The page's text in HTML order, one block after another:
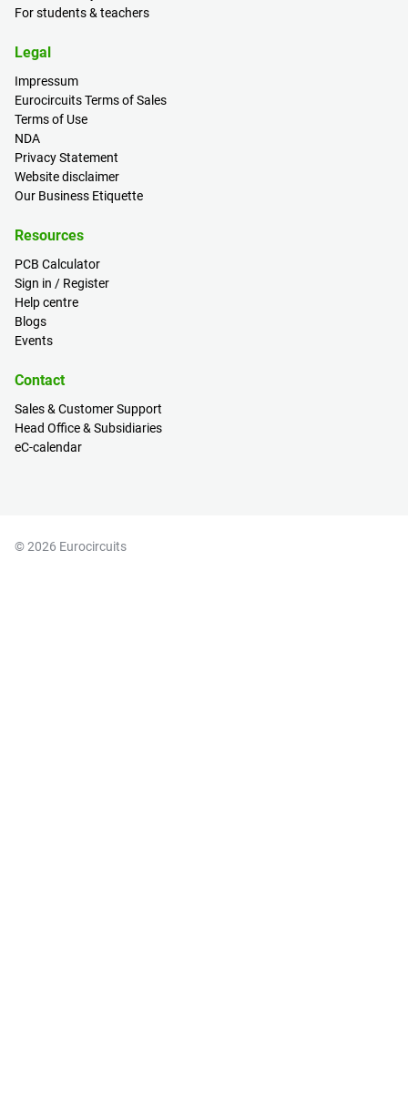
For students & teachers
Legal
Impressum
Eurocircuits Terms of Sales
Terms of Use
NDA
Privacy Statement
Website disclaimer
Our Business Etiquette
Resources
PCB Calculator
Sign in / Register
Help centre
Blogs
Events
Contact
Sales & Customer Support
Head Office & Subsidiaries
eC-calendar
© 2026 Eurocircuits